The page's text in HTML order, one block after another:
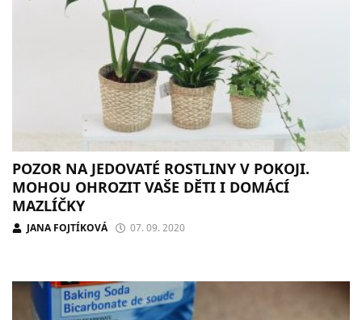
POZOR NA JEDOVATÉ ROSTLINY V POKOJI.
MOHOU OHROZIT VAŠE DĚTI I DOMÁCÍ
MAZLÍČKY
JANA FOJTÍKOVÁ 07. 09. 2020